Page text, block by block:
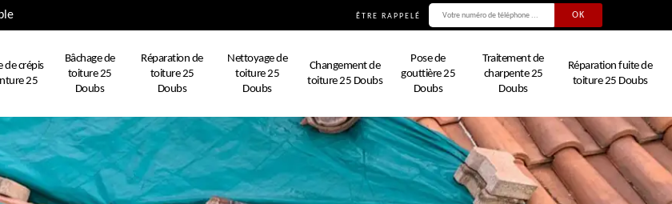
ÊTRE RAPPELÉ
de crépis
25
Bâchage de
toiture 25
Doubs
Réparation de
toiture 25
Doubs
Nettoyage de
toiture 25
Doubs
Changement de
toiture 25 Doubs
Pose de
gouttière 25
Doubs
Traitement de
charpente 25
Doubs
Réparation fuite de
toiture 25 Doubs